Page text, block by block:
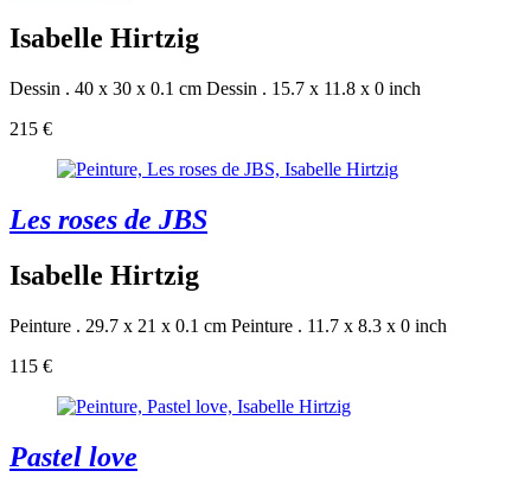
Isabelle Hirtzig
Dessin . 40 x 30 x 0.1 cm Dessin . 15.7 x 11.8 x 0 inch
215 €
Les roses de JBS
Isabelle Hirtzig
Peinture . 29.7 x 21 x 0.1 cm Peinture . 11.7 x 8.3 x 0 inch
115 €
Pastel love